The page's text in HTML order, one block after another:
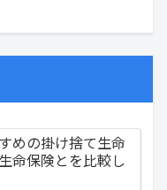
めの掛け捨て生命
命保険とを比較し